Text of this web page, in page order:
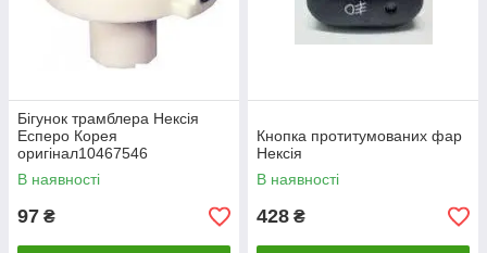
Бігунок трамблера Нексія
Есперо Корея
оригінал10467546
В наявності
97 ₴
Кнопка протитумованих фар
Нексія
В наявності
428 ₴